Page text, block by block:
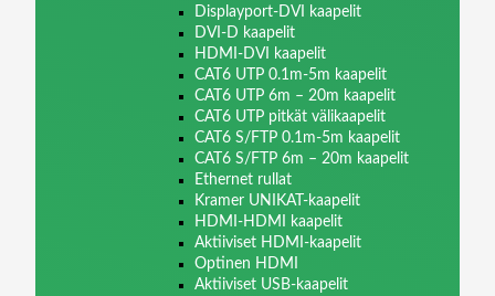
Displayport-DVI kaapelit
DVI-D kaapelit
HDMI-DVI kaapelit
CAT6 UTP 0.1m-5m kaapelit
CAT6 UTP 6m – 20m kaapelit
CAT6 UTP pitkät välikaapelit
CAT6 S/FTP 0.1m-5m kaapelit
CAT6 S/FTP 6m – 20m kaapelit
Ethernet rullat
Kramer UNIKAT-kaapelit
HDMI-HDMI kaapelit
Aktiiviset HDMI-kaapelit
Optinen HDMI
Aktiiviset USB-kaapelit